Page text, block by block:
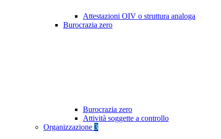
Attestazioni OIV o struttura analoga
Burocrazia zero
Burocrazia zero
Attività soggette a controllo
Organizzazione 3